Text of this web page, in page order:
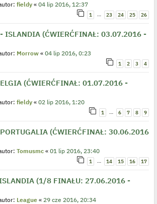
fieldy « 04 lip 2016, 12:37
1 … 23 24 25 26
ISLANDIA (ĆWIERĆFINAŁ: 03.07.2016 -
Morrow « 04 lip 2016, 0:23
1 2 3 4
(ĆWIERĆFINAŁ: 01.07.2016 -
fieldy « 02 lip 2016, 1:20
1 … 6 7 8 9
(ĆWIERĆFINAŁ: 30.06.2016
Tomusmc « 01 lip 2016, 23:40
1 … 14 15 16 17
(1/8 FINAŁU: 27.06.2016 -
League « 29 cze 2016, 20:34